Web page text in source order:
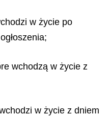
w życie po
wchodzą w życie z
w życie z dniem